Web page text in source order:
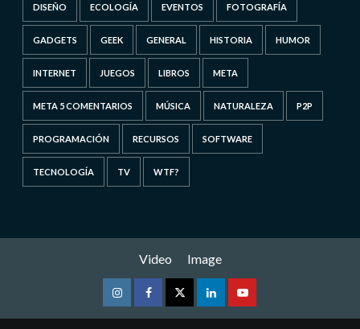
DISEÑO ECOLOGÍA EVENTOS FOTOGRAFÍA
GADGETS GEEK GENERAL HISTORIA HUMOR
INTERNET JUEGOS LIBROS META
META 5 COMENTARIOS MÚSICA NATURALEZA P2P
PROGRAMACIÓN RECURSOS SOFTWARE
TECNOLOGÍA TV WTF?
Video Image
InstagramFacebookTwitterLinkedinYoutube